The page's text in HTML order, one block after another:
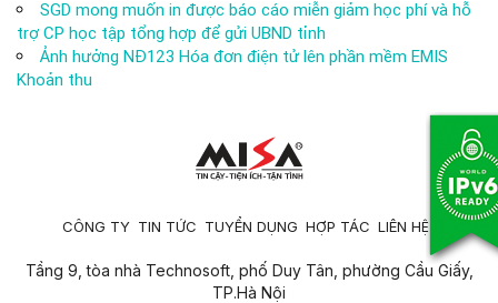
SGD mong muốn in được báo cáo miễn giảm học phí và hỗ
trợ CP học tập tổng hợp để gửi UBND tỉnh
Ảnh hưởng NĐ123 Hóa đơn điện tử lên phần mềm EMIS
Khoản thu
CÔNG TY TIN TỨC TUYỂN DỤNG HỢP TÁC LIÊN HỆ
Tầng 9, tòa nhà Technosoft, phố Duy Tân, phường Cầu Giấy,
TP.Hà Nội